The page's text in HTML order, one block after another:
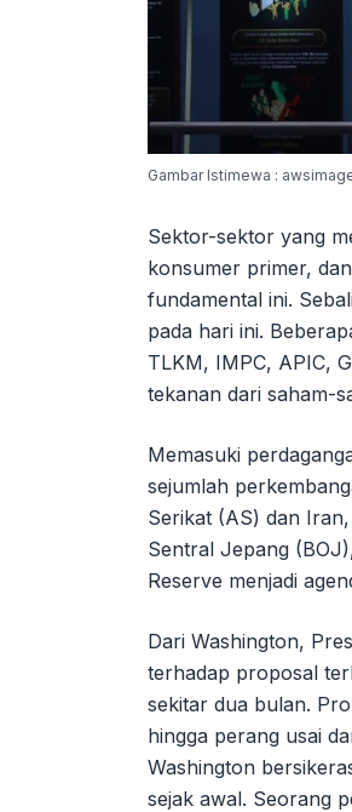
Gambar Istimewa :
Sektor-sektor yang
konsumer primer,
fundamental ini.
pada hari ini.
TLKM, IMPC, APIC,
tekanan dari saham-
Memasuki
sejumlah
Serikat (AS) dan
Sentral Jepang
Reserve menjadi
Dari Washington,
terhadap proposal
sekitar dua bulan.
hingga perang usai
Washington
sejak awal. Seorang